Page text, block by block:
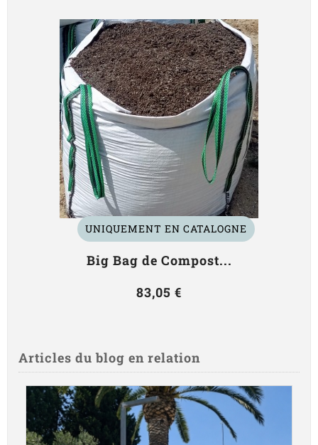
UNIQUEMENT EN CATALOGNE
Big Bag de Compost...
83,05 €
Articles du blog en relation